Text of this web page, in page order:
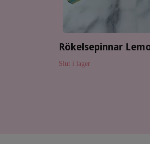
Rökelsepinnar
Slut i lager